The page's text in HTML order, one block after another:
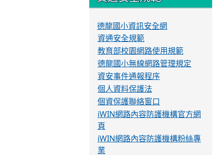
德龍國小資訊安全網
資通安全規範
教育部校園網路使用規範
德龍國小無線網路管理規定
資安事件通報程序
個人資料保護法
個資保護聯絡窗口
iWIN網路內容防護機構官方網
頁
iWIN網路內容防護機構粉絲專
業